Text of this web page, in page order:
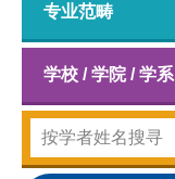
专业范畴
学校 / 学院 / 学系